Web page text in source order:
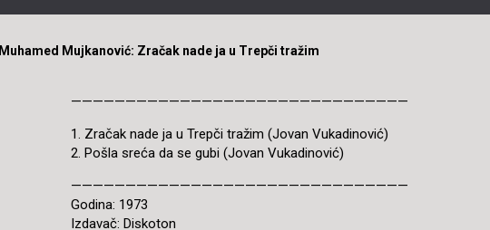
Muhamed Mujkanović: Zračak nade ja u Trepči tražim
———————————————————————————————
1. Zračak nade ja u Trepči tražim (Jovan Vukadinović)
2. Pošla sreća da se gubi (Jovan Vukadinović)
———————————————————————————————
Godina: 1973
Izdavač: Diskoton